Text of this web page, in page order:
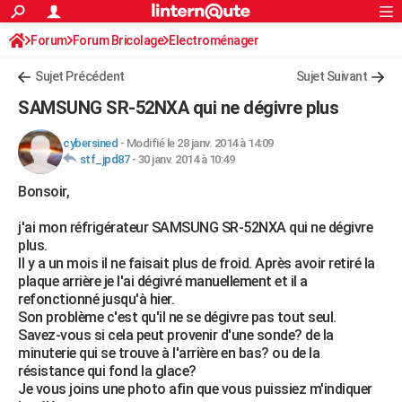
ACTUALITÉS
Politique
Société
Faits Divers
Education
Monde
Villes
+
FINANCE
Retraite
Impôts
Epargne
Immobilier
Risques naturels par ville
Banque
Assurance
Crédit
AUTO
Essais
Réserver un essai
Citadines
Berlines
SUV
Forum auto
+HIGH-TECH
Mobiles
Meilleur smartphone
Internet
Ordinateurs
Jeux vidéo
Guide high-tech
+BRICOLAGE
Forum
Aménagement intérieur
Extérieur
Cuisine
Salle de bains
Jardinage
Rangement
WEEK-END
Guides de France
Escapades
Patrimoine
Expositions
Musées
Week-end nature
+LIFESTYLE
Art de vivre
Bien-être
Loisirs
Mode
Modes de vie
SANTE
Alimentation
Guide de la santé
Maladies
Médicaments
Sommeil
VOYAGE
S'inscrire
Connexion
Forum Forum Bricolage Electroménager
Sujet Précédent Sujet Suivant
SAMSUNG SR-52NXA qui ne dégivre plus
cybersined - Modifié le 28 janv. 2014 à 14:09
stf_jpd87- 30 janv. 2014 à 10:49
Bonsoir,
j'ai mon réfrigérateur SAMSUNG SR-52NXA qui ne dégivre
plus.
Il y a un mois il ne faisait plus de froid. Après avoir retiré la
plaque arrière je l'ai dégivré manuellement et il a
refonctionné jusqu'à hier.
Son problème c'est qu'il ne se dégivre pas tout seul.
Savez-vous si cela peut provenir d'une sonde? de la
minuterie qui se trouve à l'arrière en bas? ou de la
résistance qui fond la glace?
Je vous joins une photo afin que vous puissiez m'indiquer